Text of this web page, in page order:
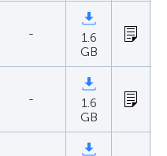
-
1.6
GB
-
1.6
GB